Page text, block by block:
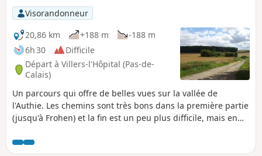
Visorandonneur
20,86 km
+188 m
-188 m
6h 30
Difficile
Départ à Villers-l'Hôpital (Pas-de-
Calais)
Un parcours qui offre de belles vues sur la vallée de
l'Authie. Les chemins sont très bons dans la première partie
(jusqu'à Frohen) et la fin est un peu plus difficile, mais en